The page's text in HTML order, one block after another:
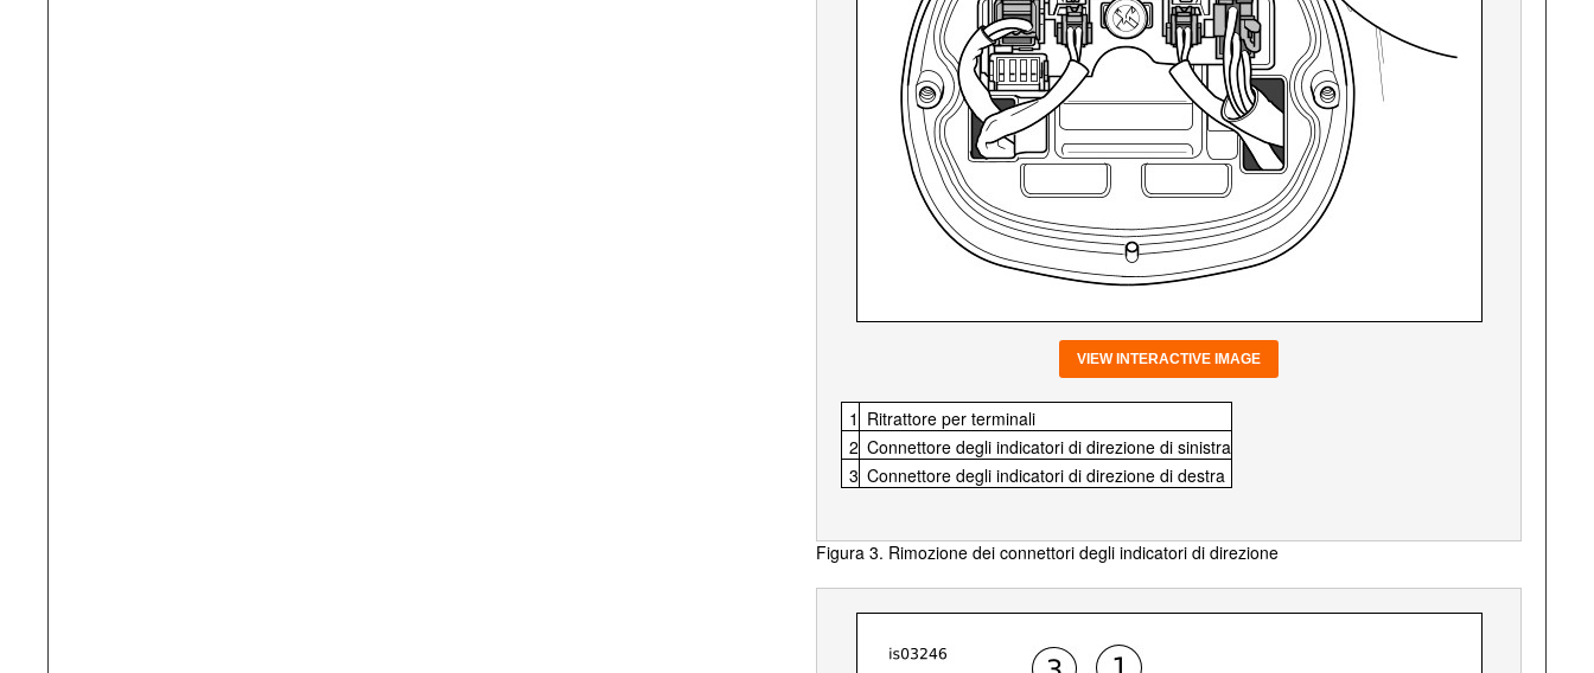
VIEW INTERACTIVE IMAGE
1 Ritrattore per terminali
2 Connettore degli indicatori di direzione di sinistra
3 Connettore degli indicatori di direzione di destra
Figura 3. Rimozione dei connettori degli indicatori di direzione